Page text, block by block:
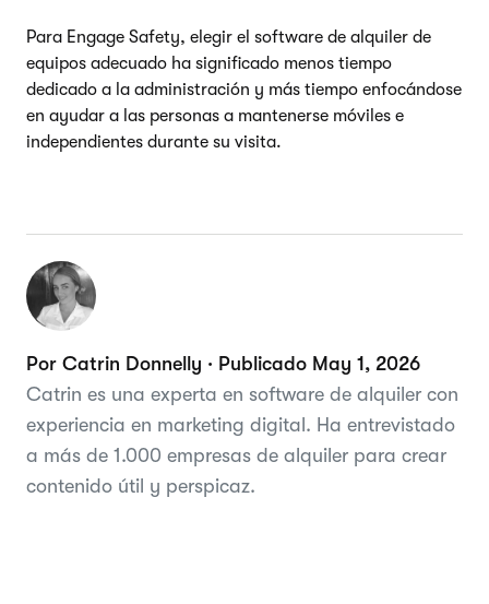
Para Engage Safety, elegir el software de alquiler de
equipos adecuado ha significado menos tiempo
dedicado a la administración y más tiempo enfocándose
en ayudar a las personas a mantenerse móviles e
independientes durante su visita.
Por Catrin Donnelly · Publicado May 1, 2026
Catrin es una experta en software de alquiler con
experiencia en marketing digital. Ha entrevistado
a más de 1.000 empresas de alquiler para crear
contenido útil y perspicaz.